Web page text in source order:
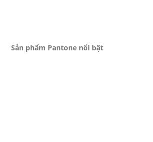
Sản phẩm Pantone nổi bật